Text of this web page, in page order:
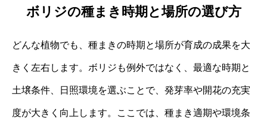
ボリジの種まき時期と場所の選び方
どんな植物でも、種まきの時期と場所が育成の成果を大
きく左右します。ボリジも例外ではなく、最適な時期と
土壌条件、日照環境を選ぶことで、発芽率や開花の充実
度が大きく向上します。ここでは、種まき適期や環境条